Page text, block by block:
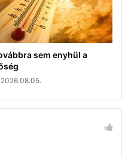
sem enyhül a
2026.08.05.